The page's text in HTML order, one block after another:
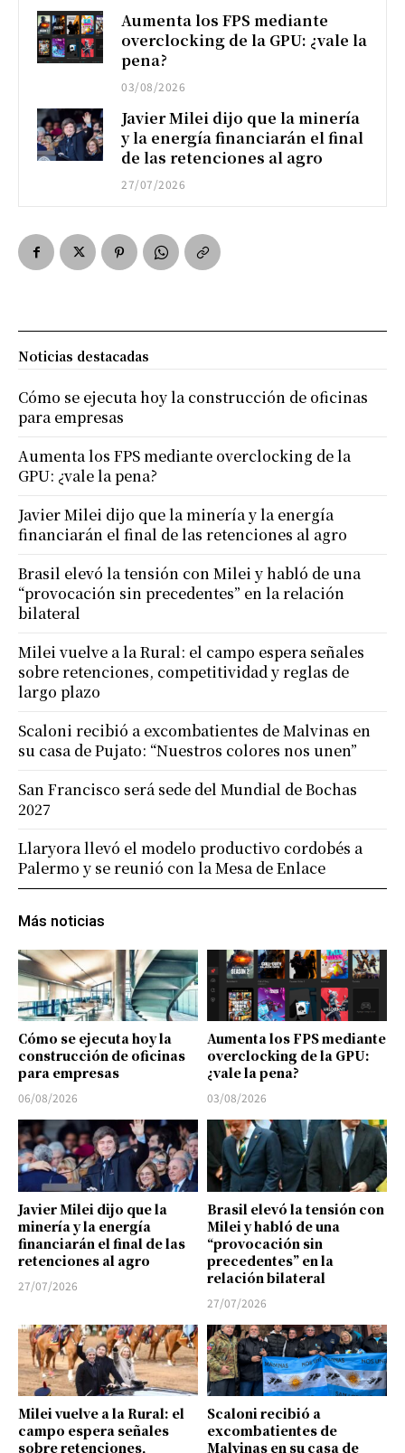
Aumenta los FPS mediante
overclocking de la GPU: ¿vale la
pena?
03/08/2026
Javier Milei dijo que la minería
y la energía financiarán el final
de las retenciones al agro
27/07/2026
Más noticias
Cómo se ejecuta hoy la
construcción de oficinas
para empresas
06/08/2026
Aumenta los FPS mediante
overclocking de la GPU:
¿vale la pena?
03/08/2026
Javier Milei dijo que la
minería y la energía
financiarán el final de las
retenciones al agro
27/07/2026
Brasil elevó la tensión con
Milei y habló de una
“provocación sin
precedentes” en la
relación bilateral
27/07/2026
Milei vuelve a la Rural: el
campo espera señales
sobre retenciones,
Scaloni recibió a
excombatientes de
Malvinas en su casa de
Noticias destacadas
Cómo se ejecuta hoy la construcción de oficinas
para empresas
Aumenta los FPS mediante overclocking de la
GPU: ¿vale la pena?
Javier Milei dijo que la minería y la energía
financiarán el final de las retenciones al agro
Brasil elevó la tensión con Milei y habló de una
“provocación sin precedentes” en la relación
bilateral
Milei vuelve a la Rural: el campo espera señales
sobre retenciones, competitividad y reglas de
largo plazo
Scaloni recibió a excombatientes de Malvinas en
su casa de Pujato: “Nuestros colores nos unen”
San Francisco será sede del Mundial de Bochas
2027
Llaryora llevó el modelo productivo cordobés a
Palermo y se reunió con la Mesa de Enlace